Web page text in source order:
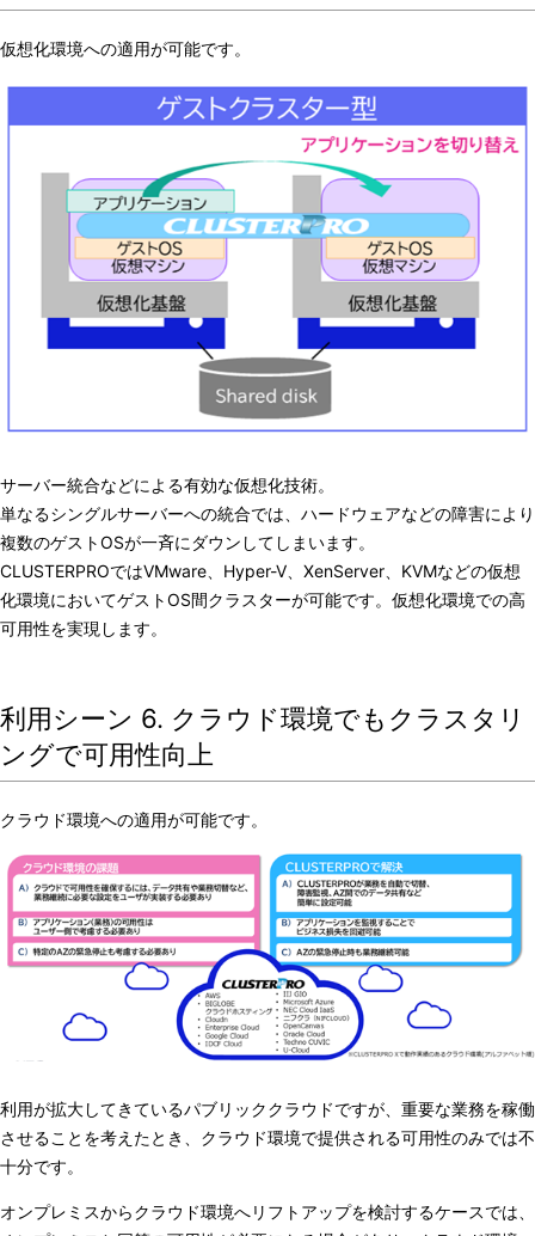
仮想化環境への適用が可能です。
サーバー統合などによる有効な仮想化技術。
単なるシングルサーバーへの統合では、ハードウェアなどの障害により
複数のゲストOSが一斉にダウンしてしまいます。
CLUSTERPROではVMware、Hyper-V、XenServer、KVMなどの仮想
化環境においてゲストOS間クラスターが可能です。仮想化環境での高
可用性を実現します。
利用シーン 6. クラウド環境でもクラスタリ
ングで可用性向上
クラウド環境への適用が可能です。
利用が拡大してきているパブリッククラウドですが、重要な業務を稼働
させることを考えたとき、クラウド環境で提供される可用性のみでは不
十分です。
オンプレミスからクラウド環境へリフトアップを検討するケースでは、